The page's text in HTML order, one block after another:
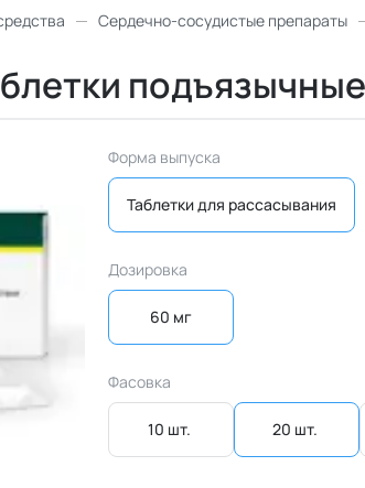
Сердечно-сосудистые препараты
Форма выпуска
Таблетки для рассасывания
Дозировка
60 мг
Фасовка
10 шт. 20 шт.